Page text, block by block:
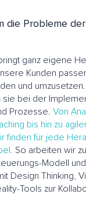
die Probleme
ganz eigene
Kunden
und
sie bei der
Prozesse. Von
bis hin zu
finden für jede
So arbeiten wir
Modell
Design Thinking,
Tools zur